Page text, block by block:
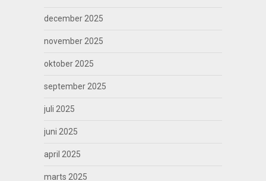
december 2025
november 2025
oktober 2025
september 2025
juli 2025
juni 2025
april 2025
marts 2025